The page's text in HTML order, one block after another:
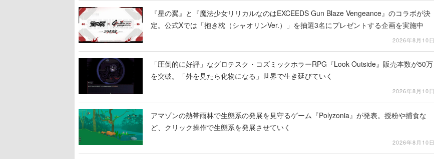
『星の翼』と『魔法少女リリカルなのはEXCEEDS Gun Blaze Vengeance』のコラボが決
定。公式Xでは「抱き枕（シャオリンVer.）」を抽選3名にプレゼントする企画を実施中
2026年8月10日
「圧倒的に好評」なグロテスク・コズミックホラーRPG『Look Outside』販売本数が50万
を突破。「外を見たら化物になる」世界で生き延びていく
2026年8月10日
アマゾンの熱帯雨林で生態系の発展を見守るゲーム『Polyzonia』が発表。授粉や捕食な
ど、クリック操作で生態系を発展させていく
2026年8月10日